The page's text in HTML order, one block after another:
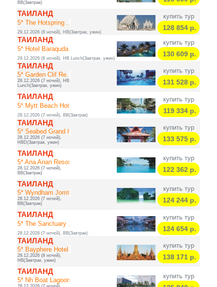
BB(Завтрак)
ТАИЛАНД
5* The Hotspring ...
29.12.2026 (8 ночей), HB(Завтрак, ужин)
купить тур
128 854 р.
ТАИЛАНД
5* Hotel Baraquda...
29.12.2026 (8 ночей), HB Lunch(Завтрак, ужин)
купить тур
130 609 р.
ТАИЛАНД
5* Garden Clif Re...
28.12.2026 (7 ночей), HB
Lunch(Завтрак, ужин)
купить тур
131 528 р.
ТАИЛАНД
5* Mytt Beach Hot...
28.12.2026 (7 ночей), BB(Завтрак)
купить тур
119 334р.
ТАИЛАНД
5* Seabed Grand H...
28.12.2026 (7 ночей),
HBD(Завтрак, ужин)
купить тур
133 575 р.
ТАИЛАНД
5* Ana Anan Resor...
28.12.2026 (7 ночей),
BB(Завтрак)
купить тур
122 362 р.
ТАИЛАНД
5* Wyndham Jomtie...
28.12.2026 (7 ночей),
BB(Завтрак)
купить тур
124 244 р.
ТАИЛАНД
5* The Sanctuary ...
28.12.2026 (7 ночей), BB(Завтрак)
купить тур
124 654 р.
ТАИЛАНД
5* Bayphere Hotel...
29.12.2026 (8 ночей),
HB(Завтрак, ужин)
купить тур
138 171 р.
ТАИЛАНД
5* Nh Boat Lagoon
28.12.2026 (7 ночей),
купить тур